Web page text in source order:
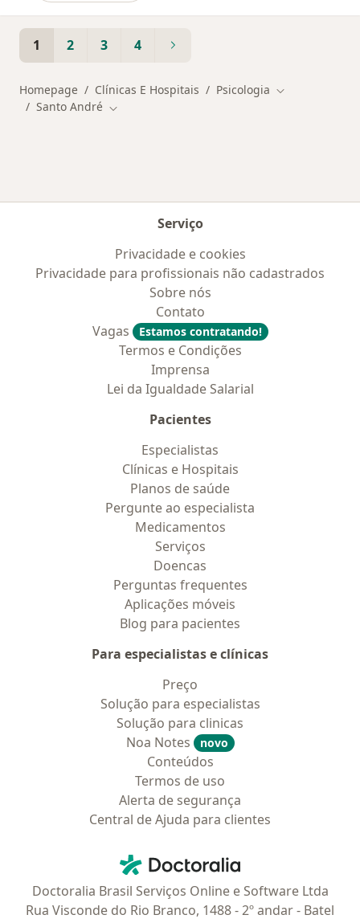
1 2 3 4
Homepage Clínicas E Hospitais Psicologia Mudar de
Santo André Mudar de cidade
Serviço
Privacidade e cookies
Privacidade para profissionais não cadastrados
Sobre nós
Contato
Vagas
Estamos contratando!
Termos e Condições
Imprensa
Lei da Igualdade Salarial
Pacientes
Especialistas
Clínicas e Hospitais
Planos de saúde
Pergunte ao especialista
Medicamentos
Serviços
Doencas
Perguntas frequentes
Aplicações móveis
Blog para pacientes
Para especialistas e clínicas
Preço
Solução para especialistas
Solução para clinicas
Noa Notes
novo
Conteúdos
Termos de uso
Alerta de segurança
Central de Ajuda para clientes
Doctoralia - Homepage
Doctoralia Brasil Serviços Online e Software Ltda
Rua Visconde do Rio Branco, 1488 - 2º andar - Batel